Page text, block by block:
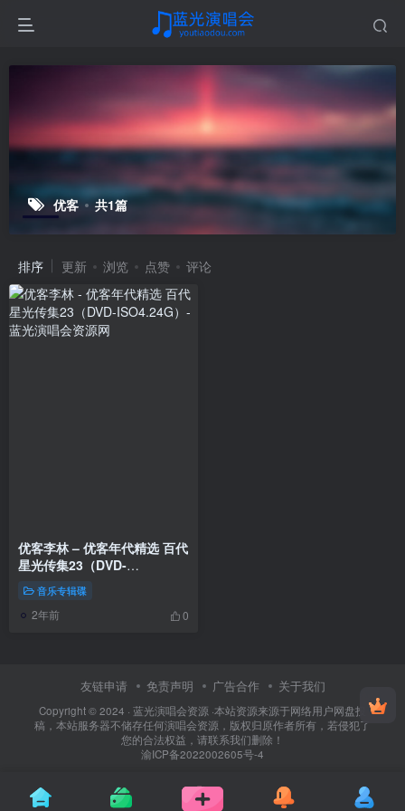
优客 共1篇
排序 更新 浏览 点赞 评论
优客李林 – 优客年代精选 百代
星光传集23（DVD-
ISO4.24G）
音乐专辑碟
2年前 0
友链申请 免责声明 广告合作 关于我们
Copyright © 2024 · 蓝光演唱会资源 ·本站资源来源于网络用户网盘投
稿，本站服务器不储存任何演唱会资源，版权归原作者所有，若侵犯了
您的合法权益，请联系我们删除！
渝ICP备2022002605号-4